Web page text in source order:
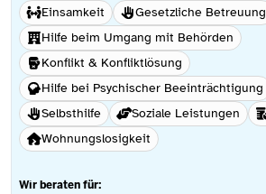
Einsamkeit
Gesetzliche Betreuung
Hilfe beim Umgang mit Behörden
Konflikt & Konfliktlösung
Hilfe bei Psychischer Beeinträchtigung
Selbsthilfe
Soziale Leistungen
Wohnungslosigkeit
Wir beraten für: